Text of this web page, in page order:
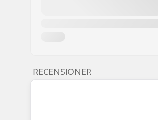
RECENSIONER